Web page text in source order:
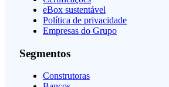
eBox sustentável
Política de privacidade
Empresas do Grupo
Segmentos
Construtoras